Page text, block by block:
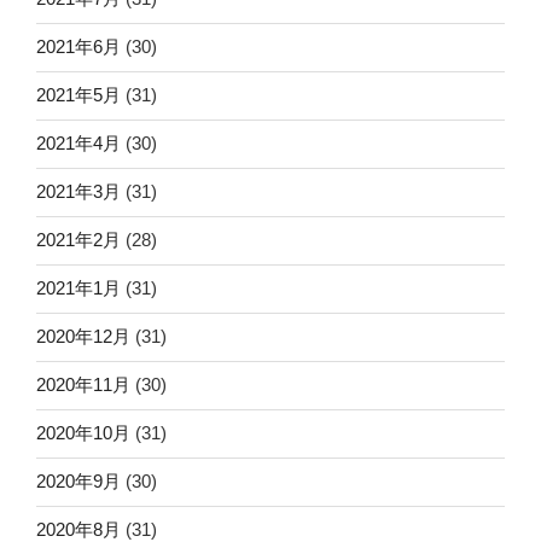
2021年6月 (30)
2021年5月 (31)
2021年4月 (30)
2021年3月 (31)
2021年2月 (28)
2021年1月 (31)
2020年12月 (31)
2020年11月 (30)
2020年10月 (31)
2020年9月 (30)
2020年8月 (31)